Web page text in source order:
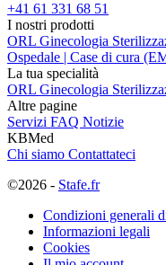
+41 61 331 68 51
I nostri prodotti
ORL Ginecologia
Ospedale | Case di cura
La tua specialità
ORL Ginecologia
Altre pagine
Servizi FAQ Notizie
KBMed
Chi siamo Contattateci
©2026 - Stafe.fr
Condizioni generali
Informazioni legali
Cookies